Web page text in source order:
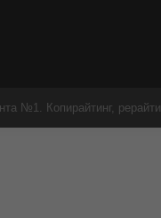
№1. Копирайтинг,